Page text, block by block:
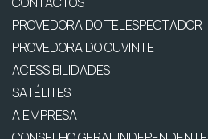
PROVEDORA DO TELESPECTADOR
PROVEDORA DO OUVINTE
ACESSIBILIDADES
SATÉLITES
A EMPRESA